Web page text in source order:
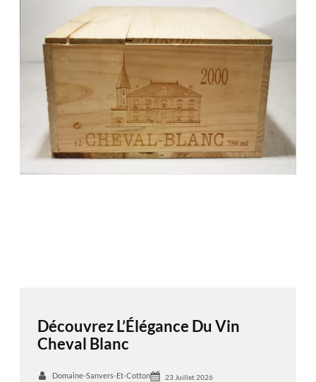
Découvrez L’Élégance Du Vin
Cheval Blanc
Domaine-Sanvers-Et-Cotton 23 Juillet 2026